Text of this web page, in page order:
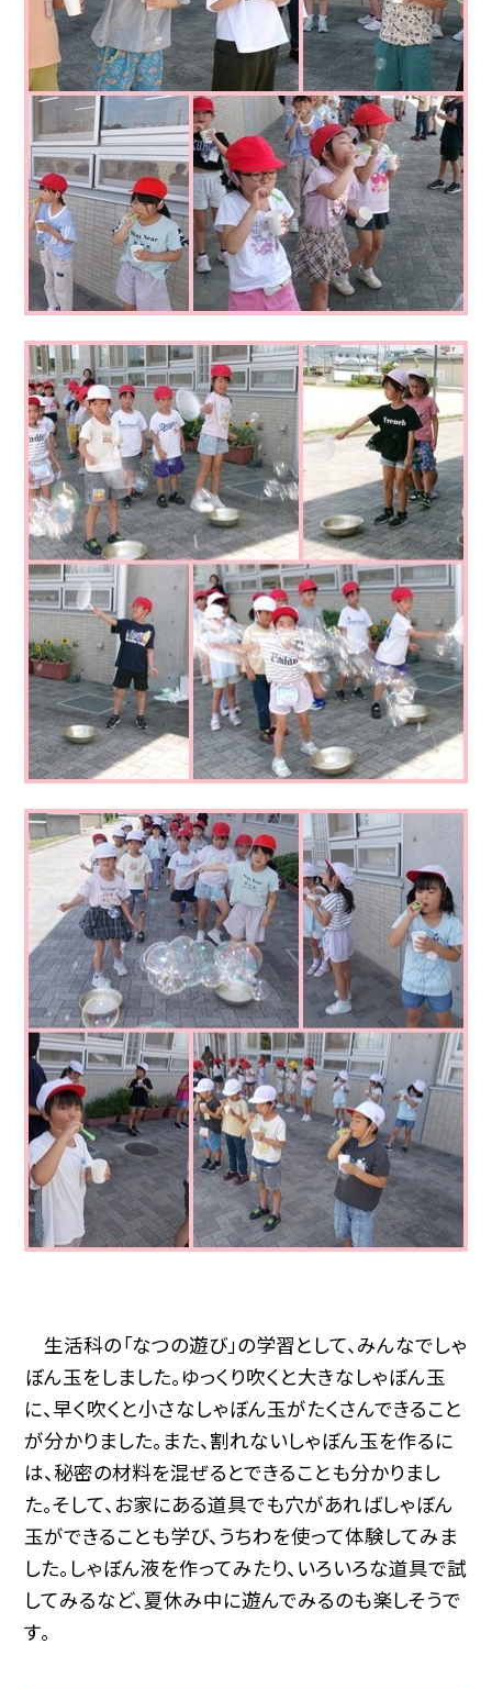
生活科の「なつの遊び」の学習として、みんなでしゃ
ぼん玉をしました。ゆっくり吹くと大きなしゃぼん玉
に、早く吹くと小さなしゃぼん玉がたくさんできること
が分かりました。また、割れないしゃぼん玉を作るに
は、秘密の材料を混ぜるとできることも分かりまし
た。そして、お家にある道具でも穴があればしゃぼん
玉ができることも学び、うちわを使って体験してみま
した。しゃぼん液を作ってみたり、いろいろな道具で試
してみるなど、夏休み中に遊んでみるのも楽しそうで
す。